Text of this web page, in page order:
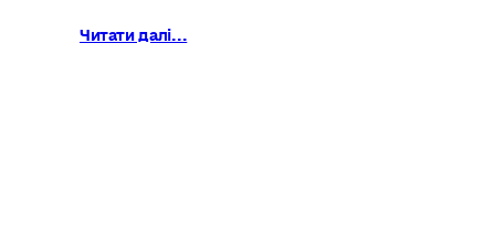
Читати далі...